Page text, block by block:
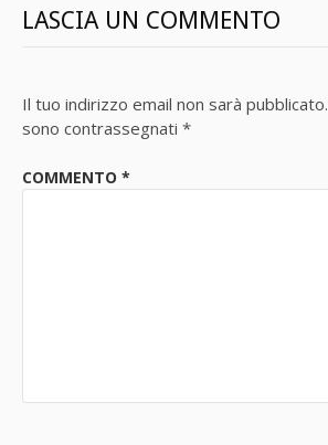
LASCIA UN COMMENTO
Il tuo indirizzo email non sarà pubblicato.
sono contrassegnati *
COMMENTO *